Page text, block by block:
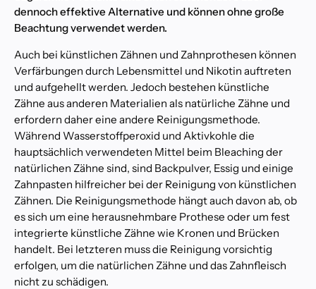
dennoch effektive Alternative und können ohne große
Beachtung verwendet werden.
Auch bei künstlichen Zähnen und Zahnprothesen können
Verfärbungen durch Lebensmittel und Nikotin auftreten
und aufgehellt werden. Jedoch bestehen künstliche
Zähne aus anderen Materialien als natürliche Zähne und
erfordern daher eine andere Reinigungsmethode.
Während Wasserstoffperoxid und Aktivkohle die
hauptsächlich verwendeten Mittel beim Bleaching der
natürlichen Zähne sind, sind Backpulver, Essig und einige
Zahnpasten hilfreicher bei der Reinigung von künstlichen
Zähnen. Die Reinigungsmethode hängt auch davon ab, ob
es sich um eine herausnehmbare Prothese oder um fest
integrierte künstliche Zähne wie Kronen und Brücken
handelt. Bei letzteren muss die Reinigung vorsichtig
erfolgen, um die natürlichen Zähne und das Zahnfleisch
nicht zu schädigen.